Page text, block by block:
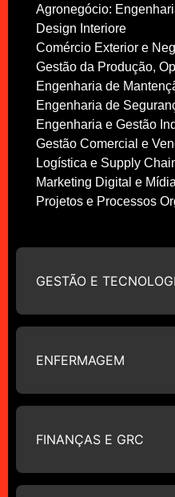
Agronegócio:
Design Interiore
Comércio Exterior e
Gestão da Produção,
Engenharia de
Engenharia de
Engenharia e Gestão
Gestão Comercial e
Logística e Supply
Marketing Digital e
Projetos e Processos
GESTÃO E
ENFERMAGEM
FINANÇAS E GRC